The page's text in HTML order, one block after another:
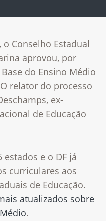
Conselho Estadual
aprovou, por
do Ensino Médio
relator do processo
ex-
de Educação
estados e o DF já
curriculares aos
de Educação.
atualizados sobre
.